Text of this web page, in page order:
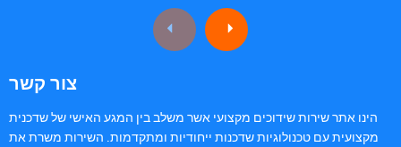
צור קשר
הינו אתר שירות שידוכים מקצועי אשר משלב בין המגע האישי של שדכנית
מקצועית עם טכנולוגיות שדכנות ייחודיות ומתקדמות. השירות משרת את